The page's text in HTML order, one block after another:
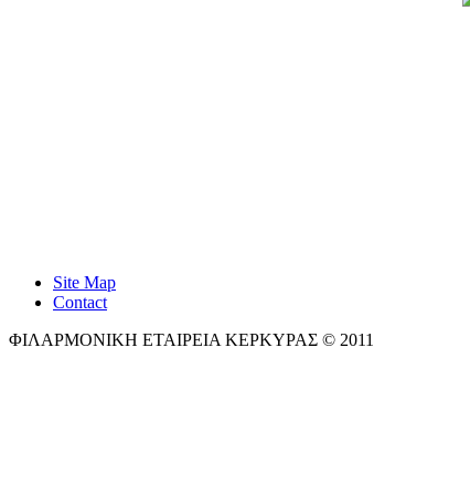
Site Map
Contact
ΦΙΛΑΡΜΟΝΙΚΗ ΕΤΑΙΡΕΙΑ ΚΕΡΚΥΡΑΣ © 2011